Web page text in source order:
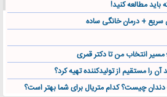
مطالعه کنید!
+ درمان خانگی ساده
مسیر انتخاب من تا دکتر قمری
را مستقیم از تولیدکننده تهیه کرد؟
چیست؟ کدام متریال برای شما بهتر است؟